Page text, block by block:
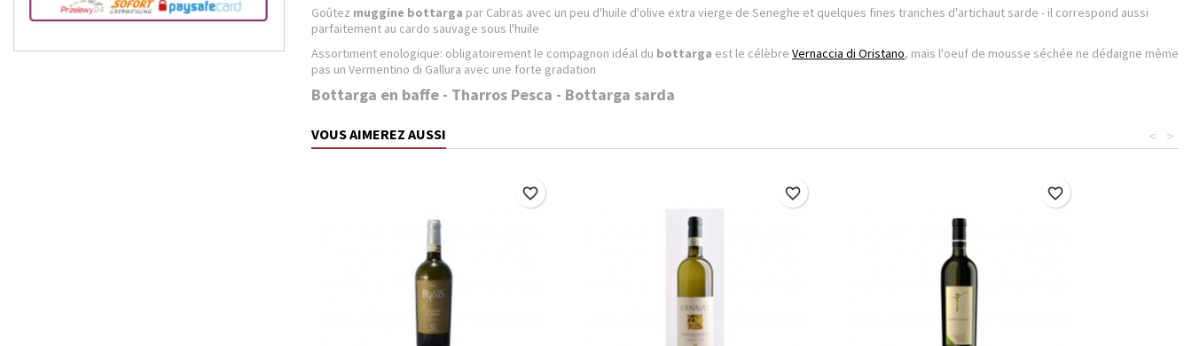
Goûtez muggine bottarga par Cabras avec un peu d'huile d'olive extra vierge de Seneghe et quelques fines tranches d'artichaut sarde - il correspond aussi
parfaitement au cardo sauvage sous l'huile
Assortiment enologique: obligatoirement le compagnon idéal du bottarga est le célèbre Vernaccia di Oristano, mais l'oeuf de mousse séchée ne dédaigne même
pas un Vermentino di Gallura avec une forte gradation
Bottarga en baffe - Tharros Pesca - Bottarga sarda
VOUS AIMEREZ AUSSI >
<
favorite_border favorite_border favorite_border